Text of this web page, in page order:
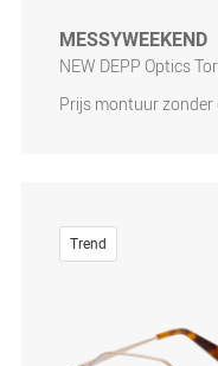
MESSYWEEKEND
NEW DEPP Optics
Prijs montuur zonder
Trend